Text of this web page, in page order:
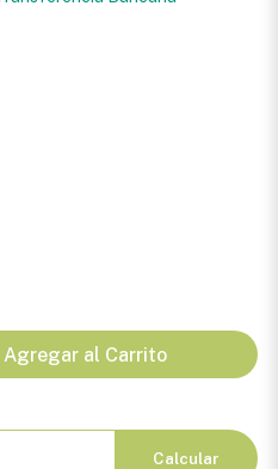
Agregar al Carrito
Calcular